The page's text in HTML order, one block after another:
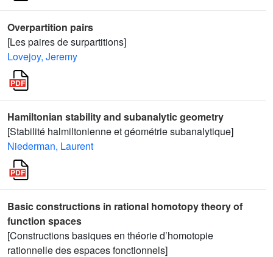
Overpartition pairs
[Les paires de surpartitions]
Lovejoy, Jeremy
Hamiltonian stability and subanalytic geometry
[Stabilité halmiltonienne et géométrie subanalytique]
Niederman, Laurent
Basic constructions in rational homotopy theory of
function spaces
[Constructions basiques en théorie d’homotopie
rationnelle des espaces fonctionnels]